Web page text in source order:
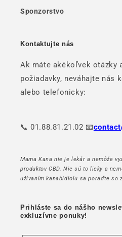
Sponzorstvo
Kontaktujte nás
Ak máte akékoľvek otázky
požiadavky, neváhajte nás
alebo telefonicky:
📞 01.88.81.21.02 📧
Mama Kana nie je lekár a nemôže
produktov CBD. Nie sú to lieky a
užívaním kanabidiolu sa poraďte so
Prihláste sa do nášho
exkluzívne ponuky!